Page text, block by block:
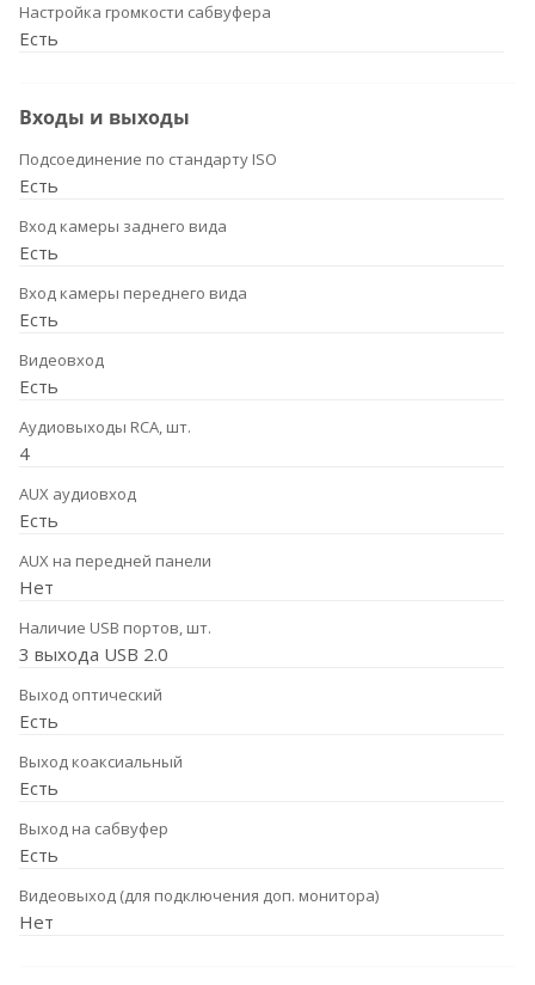
Настройка громкости сабвуфера
Есть
Входы и выходы
Подсоединение по стандарту ISO
Есть
Вход камеры заднего вида
Есть
Вход камеры переднего вида
Есть
Видеовход
Есть
Аудиовыходы RCA, шт.
4
AUX аудиовход
Есть
AUX на передней панели
Нет
Наличие USB портов, шт.
3 выхода USB 2.0
Выход оптический
Есть
Выход коаксиальный
Есть
Выход на сабвуфер
Есть
Видеовыход (для подключения доп. монитора)
Нет